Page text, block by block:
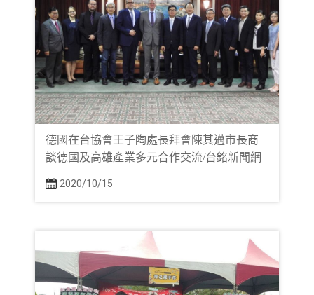
德國在台協會王子陶處長拜會陳其邁市長商
談德國及高雄產業多元合作交流/台銘新聞網
2020/10/15